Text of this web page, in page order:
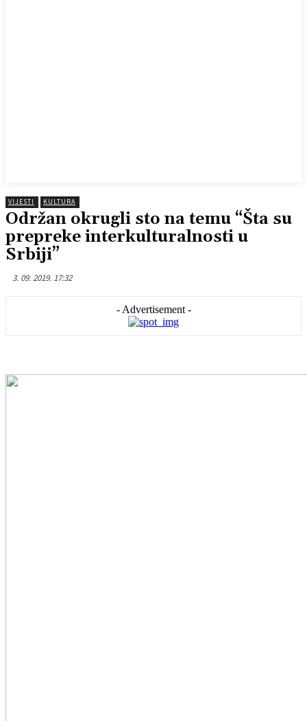
VIJESTI KULTURA
Održan okrugli sto na temu “Šta su
prepreke interkulturalnosti u
Srbiji”
3. 09. 2019. 17:32
- Advertisement -